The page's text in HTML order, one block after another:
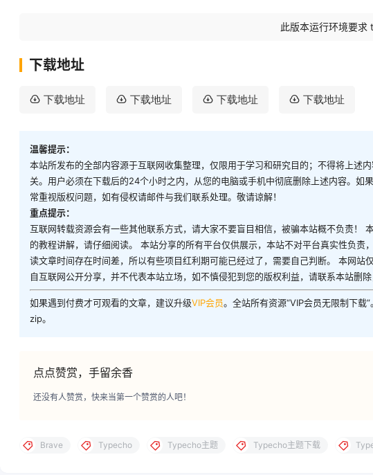
此版本运行环境要求
下载地址
下载地址 下载地址 下载地址 下载地址
温馨提示：
本站所发布的全部内容源于互联网收集整理，仅限用于学习和研究目的；不得将上述
关。用户必须在下载后的24个小时之内，从您的电脑或手机中彻底删除上述内容。
常重视版权问题，如有侵权请邮件与我们联系处理。敬请谅解！
重点提示：
互联网转载资源会有一些其他联系方式，请大家不要盲目相信，被骗本站概不负责！
的教程讲解，请仔细阅读。 本站分享的所有平台仅供展示，本站不对平台真实性负
读文章时间存在时间差，所以有些项目红利期可能已经过了，需要自己判断。 本网
自互联网公开分享，并不代表本站立场，如不慎侵犯到您的版权利益，请联系本站删除
如果遇到付费才可观看的文章，建议升级VIP会员。全站所有资源“VIP会员无限制下
zip。
点点赞赏，手留余香
还没有人赞赏，快来当第一个赞赏的人吧！
Brave Typecho Typecho主题 Typecho主题下载